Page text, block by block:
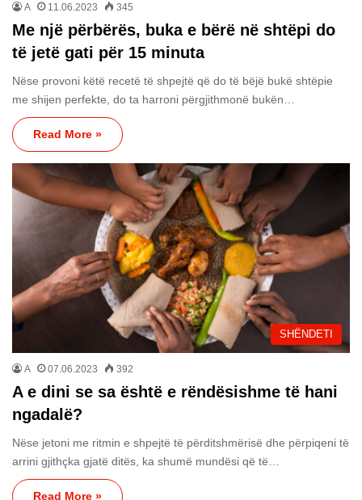
A 11.06.2023 345
Me një përbërës, buka e bërë në shtëpi do
të jetë gati për 15 minuta
Nëse provoni këtë recetë të shpejtë që do të bëjë bukë shtëpie
me shijen perfekte, do ta harroni përgjithmonë bukën…
Read More »
SHËNDETI
A 07.06.2023 392
A e dini se sa është e rëndësishme të hani
ngadalë?
Nëse jetoni me ritmin e shpejtë të përditshmërisë dhe përpiqeni të
arrini gjithçka gjatë ditës, ka shumë mundësi që të…
Read More »